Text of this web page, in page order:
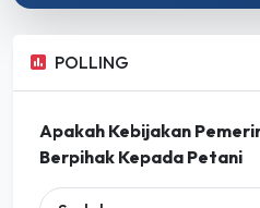
POLLING
Apakah Kebijakan
Berpihak Kepada Petani